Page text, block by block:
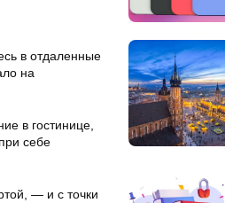
в отдаленные
на
в гостинице,
себе
— и с точки